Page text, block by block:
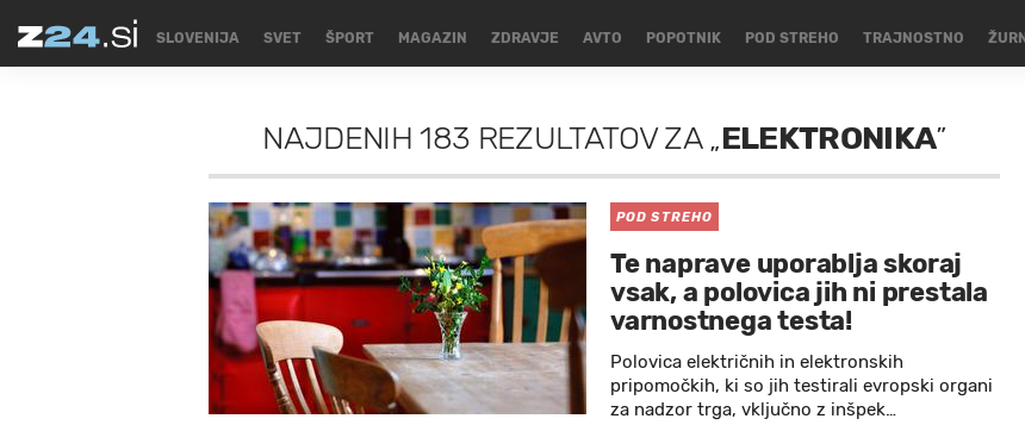
SLOVENIJA SVET ŠPORT MAGAZIN ZDRAVJE AVTO POPOTNIK POD STREHO TRAJNOSTNO
NAJDENIH 183 REZULTATOVZA„ELEKTRONIKA”
POD STREHO
Te naprave uporablja skoraj
vsak, a polovica jih ni prestala
varnostnega testa!
Polovica električnih in elektronskih
pripomočkih, ki so jih testirali evropski organi
za nadzor trga, vključno z inšpek…